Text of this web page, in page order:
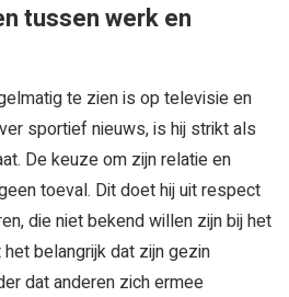
tussen werk en
te zien is op televisie en
sportief nieuws, is hij strikt als
De keuze om zijn relatie en
toeval. Dit doet hij uit respect
die niet bekend willen zijn bij het
belangrijk dat zijn gezin
dat anderen zich ermee